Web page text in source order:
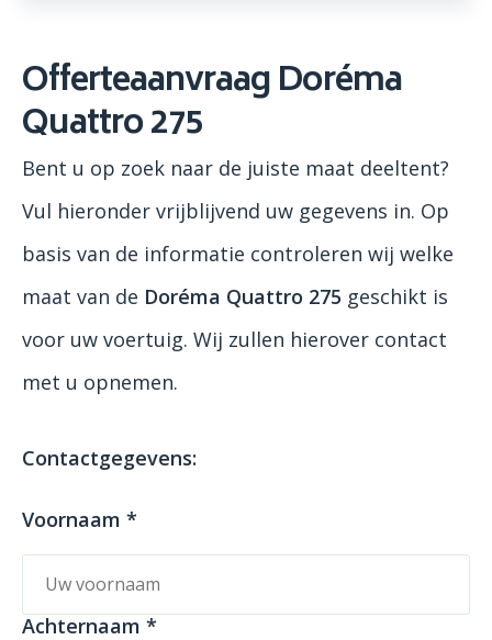
Offerteaanvraag Doréma
Quattro 275
Bent u op zoek naar de juiste maat deeltent?
Vul hieronder vrijblijvend uw gegevens in. Op
basis van de informatie controleren wij welke
maat van de Doréma Quattro 275 geschikt is
voor uw voertuig. Wij zullen hierover contact
met u opnemen.
Contactgegevens:
Voornaam *
Achternaam *